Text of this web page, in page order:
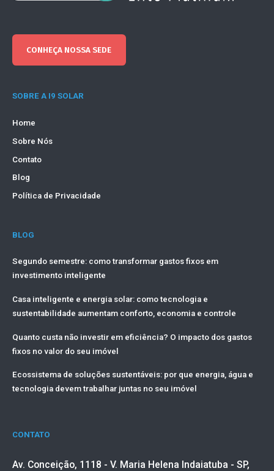
CONHEÇA NOSSA SEDE
SOBRE A I9 SOLAR
Home
Sobre Nós
Contato
Blog
Política de Privacidade
BLOG
Segundo semestre: como transformar gastos fixos em
investimento inteligente
Casa inteligente e energia solar: como tecnologia e
sustentabilidade aumentam conforto, economia e controle
Quanto custa não investir em eficiência? O impacto dos gastos
fixos no valor do seu imóvel
Ecossistema de soluções sustentáveis: por que energia, água e
tecnologia devem trabalhar juntas no seu imóvel
CONTATO
Av. Conceição, 1118 - V. Maria Helena Indaiatuba - SP,